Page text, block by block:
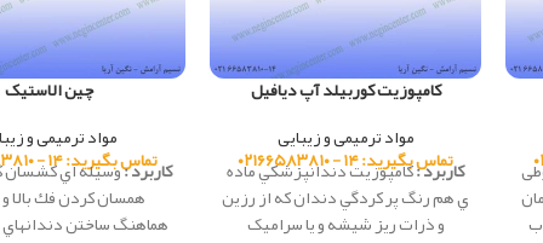
کامپوزیت کوربیلد آپ دیافیل
مواد ترمیمی و زیبایی
تماس بگیرید: ۱۴ - ۰۲۱۶۶۵۸۳۸۱۰
کاربرد :كامپوزيت دندانپزشكي ماده
ي هم رنگ پر کردگي دندان که از رزين
و ذرات ريز شيشه و يا سراميک
چین الاستیک
مواد ترمیمی و
تماس بگیرید: ۱۴ - ۰۲۱۶۶۵۸۳۸۱۰
کاربرد :وسيله اي كشسان
همسان كردن فك بالا و
هماهنگ ساختن دندانهاي